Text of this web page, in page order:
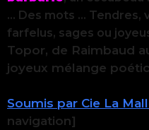
… Des mots … Tendres,
farfelus, sages ou
Topor, de Raimbaud
joyeux mélange
Soumis par Cie La
navigation]